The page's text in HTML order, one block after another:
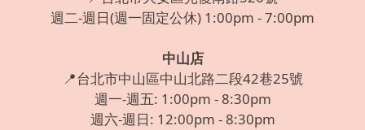
週二-週日(週一固定公休) 1:00pm - 7:00pm
中山店
📍台北市中山區中山北路二段42巷25號
週一-週五: 1:00pm - 8:30pm
週六-週日: 12:00pm - 8:30pm